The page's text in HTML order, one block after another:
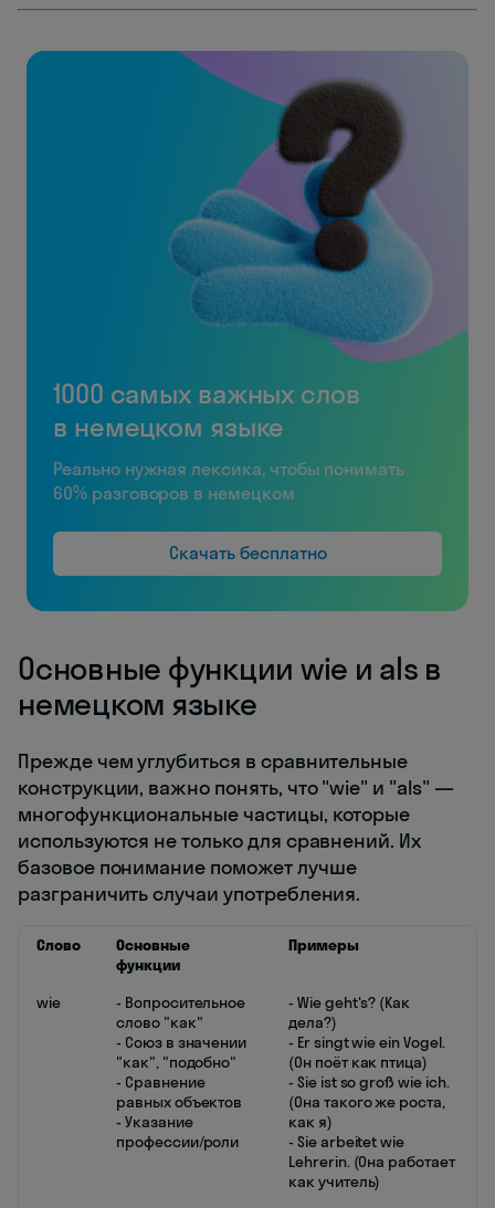
1000 самых важных слов
в немецком языке
Реально нужная лексика, чтобы понимать
60% разговоров в немецком
Скачать бесплатно
Основные функции wie и als в
немецком языке
Прежде чем углубиться в сравнительные
конструкции, важно понять, что "wie" и "als" —
многофункциональные частицы, которые
используются не только для сравнений. Их
базовое понимание поможет лучше
разграничить случаи употребления.
Слово
Основные
функции
Примеры
wie
- Вопросительное
слово "как"
- Союз в значении
"как", "подобно"
- Сравнение
равных объектов
- Указание
профессии/роли
- Wie geht's? (Как
дела?)
- Er singt wie ein Vogel.
(Он поёт как птица)
- Sie ist so groß wie ich.
(Она такого же роста,
как я)
- Sie arbeitet wie
Lehrerin. (Она работает
как учитель)